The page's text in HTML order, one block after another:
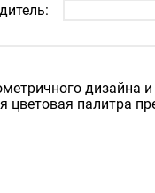
дизайна
палитра